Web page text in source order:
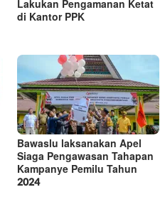
Lakukan Pengamanan Ketat
di Kantor PPK
Bawaslu laksanakan Apel
Siaga Pengawasan Tahapan
Kampanye Pemilu Tahun
2024